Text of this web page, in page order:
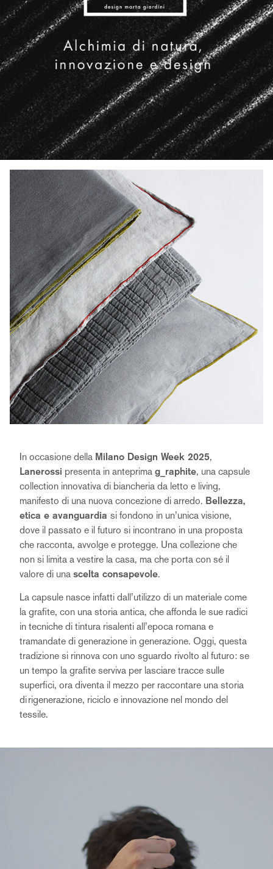
In occasione della Milano Design Week 2025,
Lanerossi presenta in anteprima g_raphite, una capsule
collection innovativa di biancheria da letto e living,
manifesto di una nuova concezione di arredo. Bellezza,
etica e avanguardia si fondono in un’unica visione,
dove il passato e il futuro si incontrano in una proposta
che racconta, avvolge e protegge. Una collezione che
non si limita a vestire la casa, ma che porta con sé il
valore di una scelta consapevole.
La capsule nasce infatti dall’utilizzo di un materiale come
la grafite, con una storia antica, che affonda le sue radici
in tecniche di tintura risalenti all’epoca romana e
tramandate di generazione in generazione. Oggi, questa
tradizione si rinnova con uno sguardo rivolto al futuro: se
un tempo la grafite serviva per lasciare tracce sulle
superfici, ora diventa il mezzo per raccontare una storia
di rigenerazione, riciclo e innovazione nel mondo del
tessile.